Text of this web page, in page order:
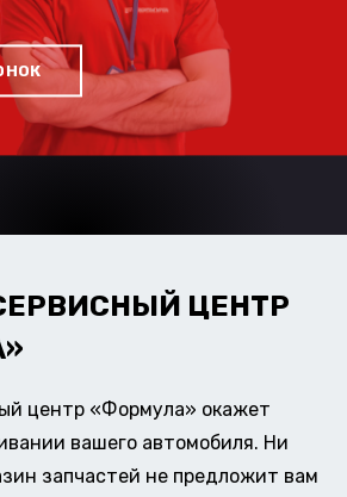
ЦЕНТР
центр «Формула» окажет
вашего автомобиля. Ни
запчастей не предложит вам